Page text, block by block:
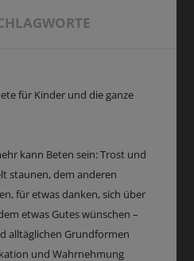
für Kinder und die ganze
kann Beten sein: Trost und
staunen, dem anderen
für etwas danken, sich über
etwas Gutes wünschen –
alltäglichen Grundformen
und Wahrnehmung